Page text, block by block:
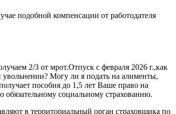
подобной компенсации от работодателя
2/3 от мрот.Отпуск с февраля 2026 г.,как
увольнении? Могу ли я подать на алименты,
пособия до 1,5 лет Ваше право на
обязательному социальному страхованию.
в территориальный орган страховщика по